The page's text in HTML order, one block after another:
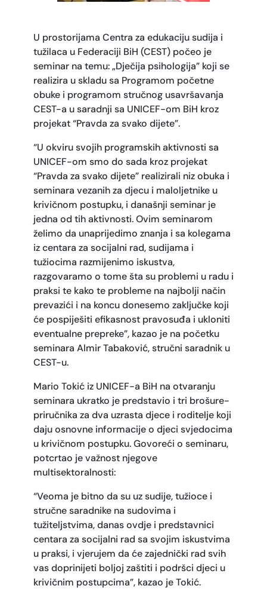
U prostorijama Centra za edukaciju sudija i
tužilaca u Federaciji BiH (CEST) počeo je
seminar na temu: „Dječija psihologija” koji se
realizira u skladu sa Programom početne
obuke i programom stručnog usavršavanja
CEST-a u saradnji sa UNICEF-om BiH kroz
projekat “Pravda za svako dijete”.
“U okviru svojih programskih aktivnosti sa
UNICEF-om smo do sada kroz projekat
“Pravda za svako dijete” realizirali niz obuka i
seminara vezanih za djecu i maloljetnike u
krivičnom postupku, i današnji seminar je
jedna od tih aktivnosti. Ovim seminarom
želimo da unaprijedimo znanja i sa kolegama
iz centara za socijalni rad, sudijama i
tužiocima razmijenimo iskustva,
razgovaramo o tome šta su problemi u radu i
praksi te kako te probleme na najbolji način
prevazići i na koncu donesemo zaključke koji
će pospiješiti efikasnost pravosuđa i ukloniti
eventualne prepreke”, kazao je na početku
seminara Almir Tabaković, stručni saradnik u
CEST-u.
Mario Tokić iz UNICEF-a BiH na otvaranju
seminara ukratko je predstavio i tri brošure-
priručnika za dva uzrasta djece i roditelje koji
daju osnovne informacije o djeci svjedocima
u krivičnom postupku. Govoreći o seminaru,
potcrtao je važnost njegove
multisektoralnosti:
“Veoma je bitno da su uz sudije, tužioce i
stručne saradnike na sudovima i
tužiteljstvima, danas ovdje i predstavnici
centara za socijalni rad sa svojim iskustvima
u praksi, i vjerujem da će zajednički rad svih
vas doprinijeti boljoj zaštiti i podršci djeci u
krivičnim postupcima”, kazao je Tokić.